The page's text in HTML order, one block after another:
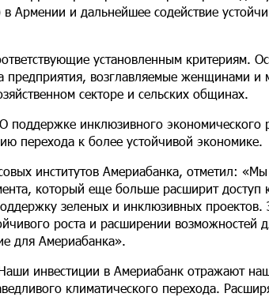
и дальнейшее содействие
установленным критериям.
предприятия, возглавляемые женщинами и
секторе и сельских общинах.
инклюзивного экономического
перехода к более устойчивой экономике.
институтов Америабанка, отметил:
который еще больше расширит доступ
зеленых и инклюзивных проектов.
роста и расширении возможностей
для Америабанка».
инвестиции в Америабанк отражают
климатического перехода.